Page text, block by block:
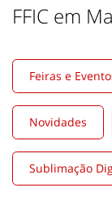
FFIC em
Feiras e
Novidades
Sublimação